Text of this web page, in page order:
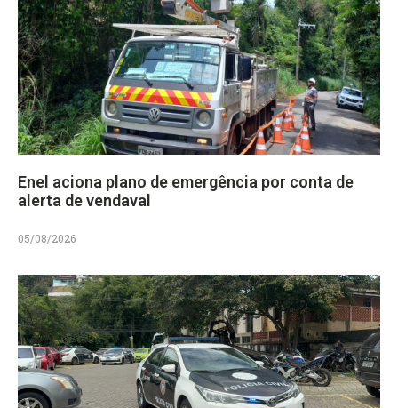
Enel aciona plano de emergência por conta de
alerta de vendaval
05/08/2026